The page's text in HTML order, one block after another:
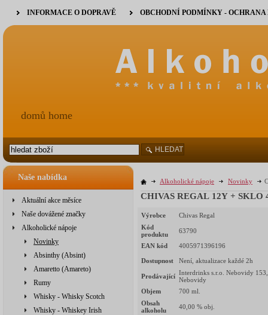
Naše nabídka
Aktuální akce měsíce
Naše dovážené značky
Alkoholické nápoje
Novinky
Absinthy (Absint)
Amaretto (Amareto)
Rumy
Whisky - Whisky Scotch
Whisky - Whiskey Irish
Alkoholické nápoje Novinky
CHIVAS REGAL 12Y + SKLO
Výrobce
Chivas Regal
Kód
produktu
63790
EAN kód 4005971396196
Dostupnost Není, aktualizace každé 2h
Prodávající Interdrinks s.r.o. Nebovidy
Nebovidy
Objem
700 ml.
Obsah
alkoholu
40,00 % obj.
INFORMACE O DOPRAVĚ OBCHODNÍ PODMÍNKY -
domů home
HLEDAT